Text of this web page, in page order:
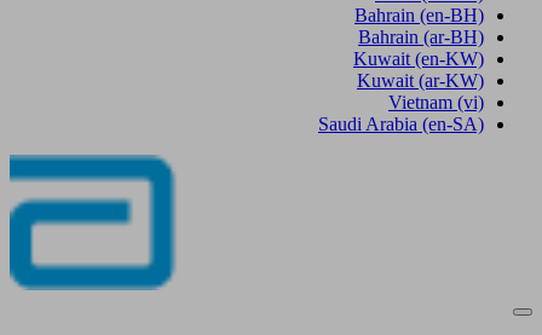
Bahrain (en-BH)
Bahrain (ar-BH)
Kuwait (en-KW)
Kuwait (ar-KW)
Vietnam (vi)
Saudi Arabia (en-SA)